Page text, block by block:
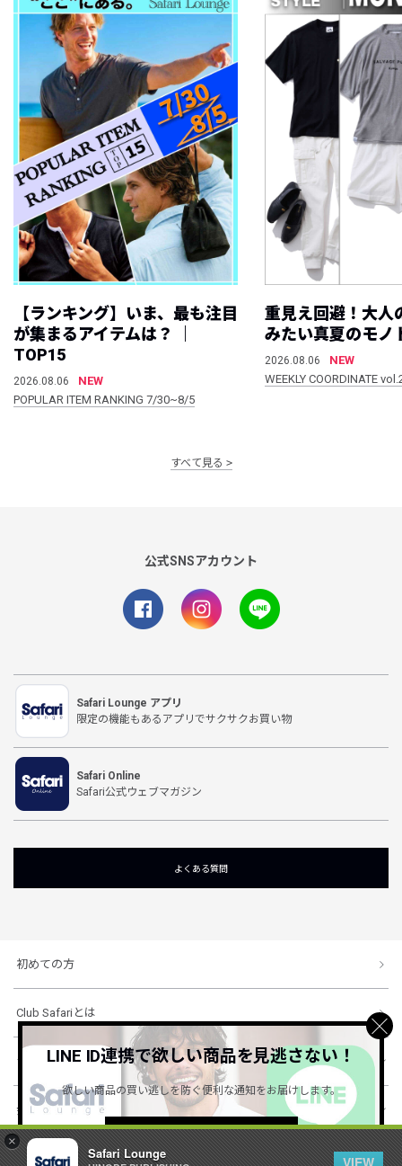
×
Safari Lounge
VIEW
【ランキング】いま、最も注目
が集まるアイテムは？ ｜
TOP15
2026.08.06
NEW
POPULAR ITEM RANKING 7/30~8/5
重見え回避！大人
みたい真夏のモノ
2026.08.06
NEW
WEEKLY COORDINATE
すべて見る
公式SNSアカウント
Safari Lounge アプリ
限定の機能もあるアプリでサクサクお買い物
Safari Online
Safari公式ウェブマガジン
よくある質問
初めての方
Club Safariとは
ショッピングガイド
会社概要・規約
LINE ID連携で欲しい商品を見逃さない！
欲しい商品の買い逃しを防ぐ便利な通知をお届けします。
詳しくはこちら ＞